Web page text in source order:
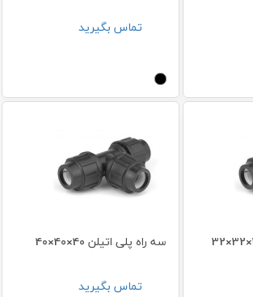
تماس بگیرید
سه راه پلی اتیلن 40×40×40
تماس بگیرید